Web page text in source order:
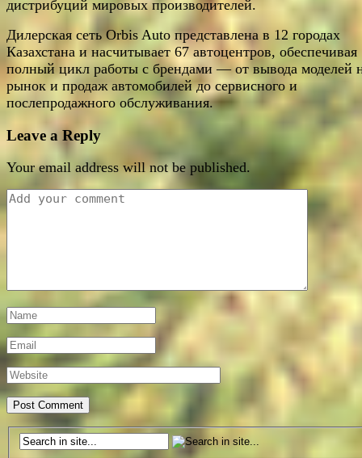
дистрибуций мировых производителей.
Дилерская сеть Orbis Auto представлена в 12 городах
Казахстана и насчитывает 67 автоцентров, обеспечивая
полный цикл работы с брендами — от вывода моделей
рынок и продаж автомобилей до сервисного и
послепродажного обслуживания.
Leave a Reply
Your email address will not be published.